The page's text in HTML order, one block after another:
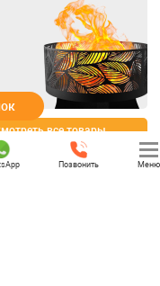
все товары
Позвонить Меню